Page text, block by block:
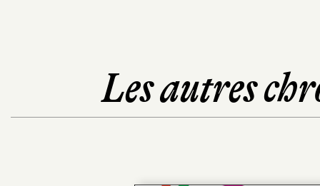
Les autres